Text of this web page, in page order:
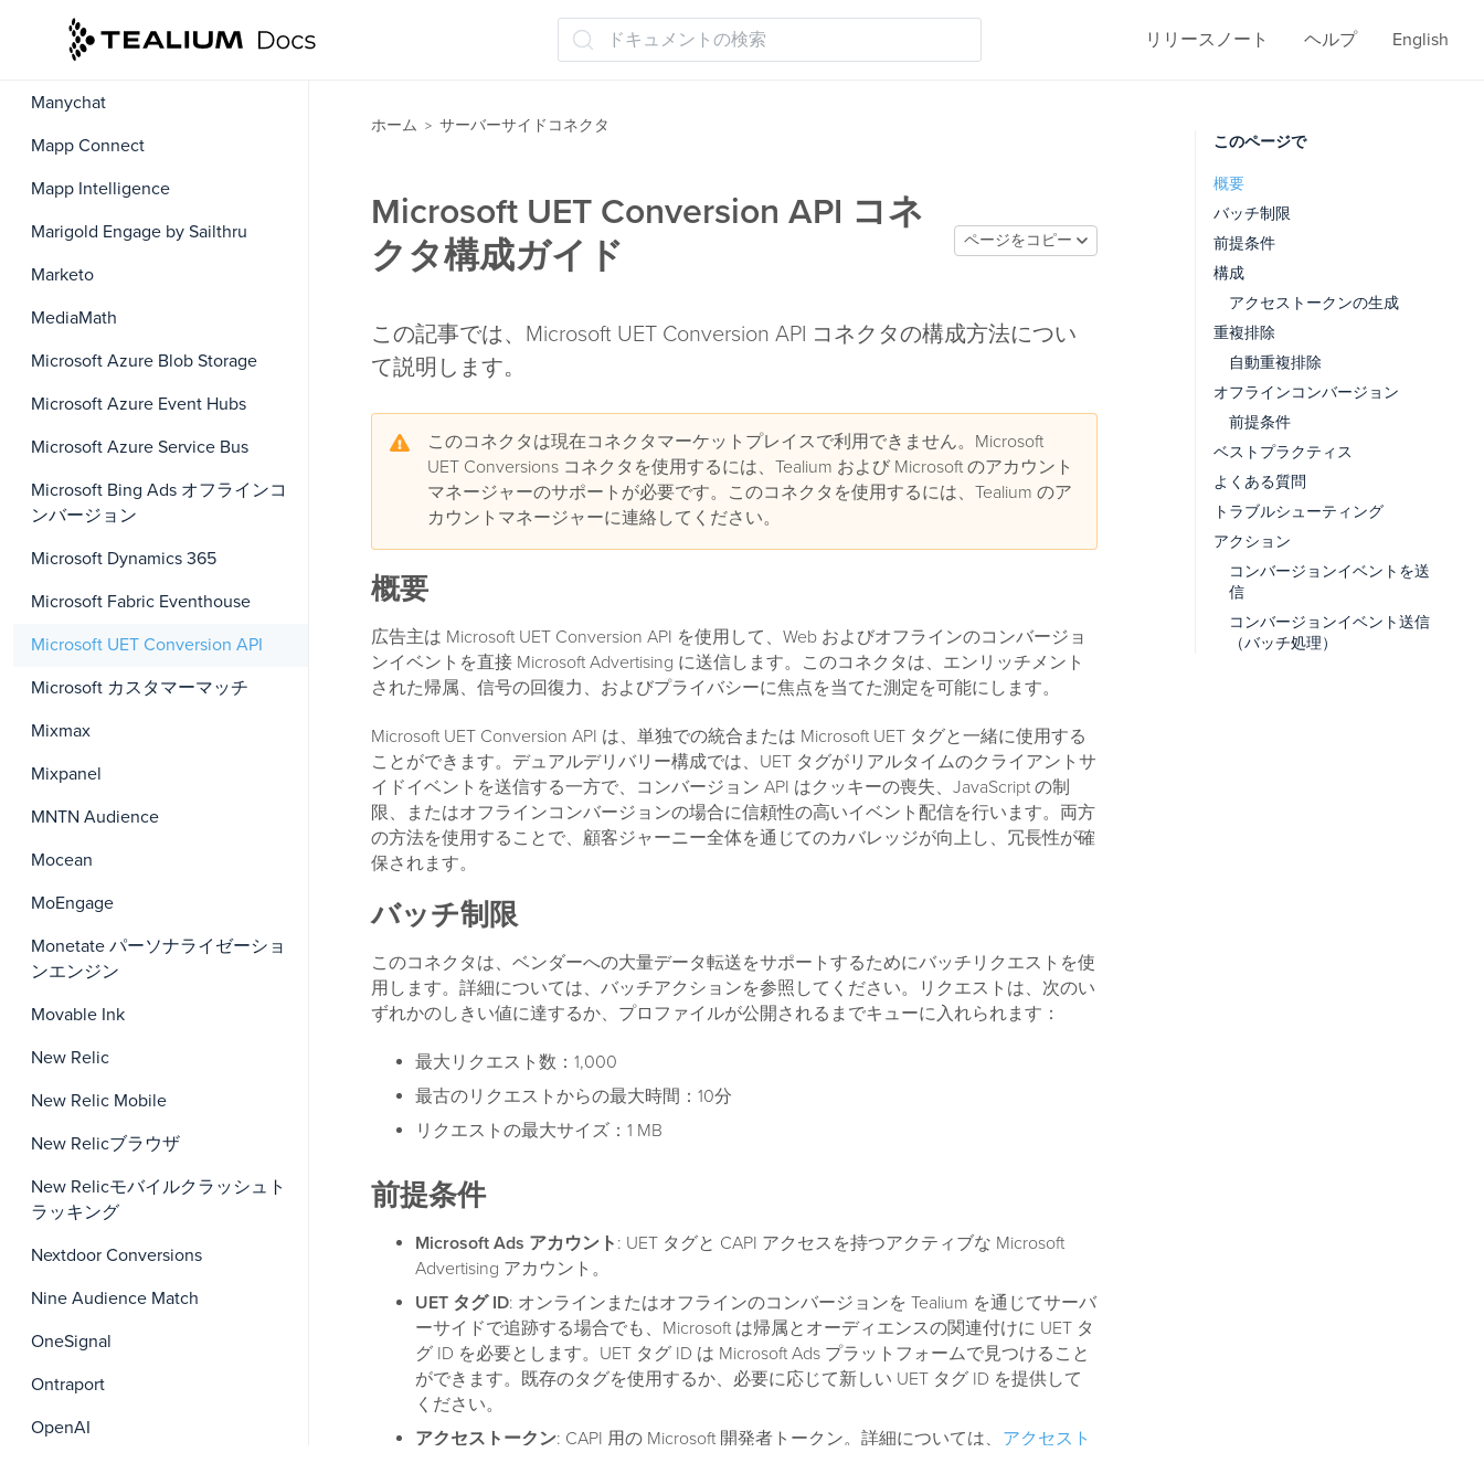
ドキュメントの検索 リリースノート ヘルプ English
Mailrelay
Mandrill
Manychat
Mapp Connect
Mapp Intelligence
Marigold Engage by Sailthru
Marketo
MediaMath
Microsoft Azure Blob Storage
Microsoft Azure Event Hubs
Microsoft Azure Service Bus
Microsoft Bing Ads オフラインコ
ンバージョン
Microsoft Dynamics 365
Microsoft Fabric Eventhouse
Microsoft UET Conversion API
Microsoft カスタマーマッチ
Mixmax
Mixpanel
MNTN Audience
Mocean
MoEngage
Monetate パーソナライゼーショ
ンエンジン
Movable Ink
New Relic
New Relic Mobile
New Relicブラウザ
New Relicモバイルクラッシュト
ラッキング
Nextdoor Conversions
Nine Audience Match
OneSignal
Ontraport
OpenAI
ホーム > サーバーサイドコネクタ
Microsoft UET Conversion API コネ
クタ構成ガイド
ページをコピー
この記事では、Microsoft UET Conversion API コネクタの構成方法につい
て説明します。
このコネクタは現在コネクタマーケットプレイスで利用できません。Microsoft
UET Conversions コネクタを使用するには、Tealium および Microsoft のアカウント
マネージャーのサポートが必要です。このコネクタを使用するには、Tealium のア
カウントマネージャーに連絡してください。
概要
広告主は Microsoft UET Conversion API を使用して、Web およびオフラインのコンバージョ
ンイベントを直接 Microsoft Advertising に送信します。このコネクタは、エンリッチメント
された帰属、信号の回復力、およびプライバシーに焦点を当てた測定を可能にします。
Microsoft UET Conversion API は、単独での統合または Microsoft UET タグと一緒に使用する
ことができます。デュアルデリバリー構成では、UET タグがリアルタイムのクライアントサ
イドイベントを送信する一方で、コンバージョン API はクッキーの喪失、JavaScript の制
限、またはオフラインコンバージョンの場合に信頼性の高いイベント配信を行います。両方
の方法を使用することで、顧客ジャーニー全体を通じてのカバレッジが向上し、冗長性が確
保されます。
バッチ制限
このコネクタは、ベンダーへの大量データ転送をサポートするためにバッチリクエストを使
用します。詳細については、バッチアクションを参照してください。リクエストは、次のい
ずれかのしきい値に達するか、プロファイルが公開されるまでキューに入れられます：
最大リクエスト数：1,000
最古のリクエストからの最大時間：10分
リクエストの最大サイズ：1 MB
前提条件
Microsoft Ads アカウント : UET タグと CAPI アクセスを持つアクティブな Microsoft
Advertising アカウント。
UET タグ ID: オンラインまたはオフラインのコンバージョンを Tealium を通じてサーバ
ーサイドで追跡する場合でも、Microsoft は帰属とオーディエンスの関連付けに UET タ
グ ID を必要とします。UET タグ ID は Microsoft Ads プラットフォームで見つけること
ができます。既存のタグを使用するか、必要に応じて新しい UET タグ ID を提供して
ください。
アクセストークン: CAPI 用の Microsoft 開発者トークン。詳細については、 アクセスト
このページで
概要
バッチ制限
前提条件
構成
アクセストークンの生成
重複排除
自動重複排除
オフラインコンバージョン
前提条件
ベストプラクティス
よくある質問
トラブルシューティング
アクション
コンバージョンイベントを送
信
コンバージョンイベント送信
（バッチ処理）